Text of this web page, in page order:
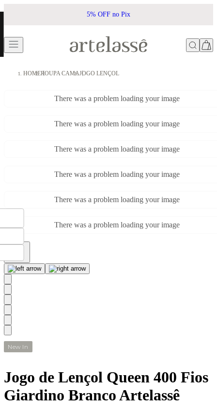
5% OFF no Pix
HOMEROUPA CAMAJOGO LENÇOL
There was a problem loading your image
There was a problem loading your image
There was a problem loading your image
There was a problem loading your image
There was a problem loading your image
There was a problem loading your image
New In
Jogo de Lençol Queen 400 Fios
Giardino Branco Artelassê